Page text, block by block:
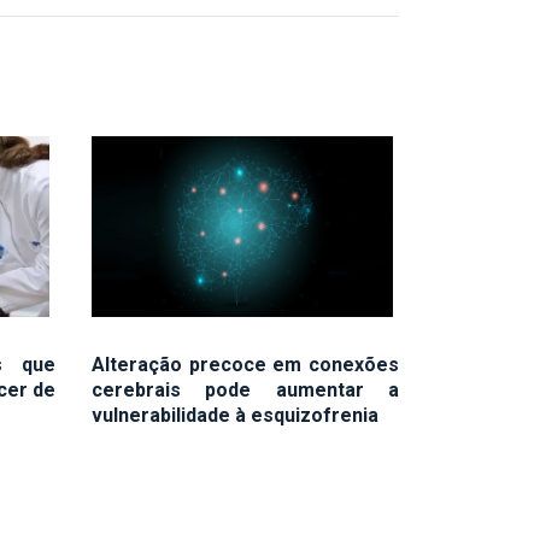
que
de
Alteração precoce em conexões
cerebrais pode aumentar a
vulnerabilidade à esquizofrenia